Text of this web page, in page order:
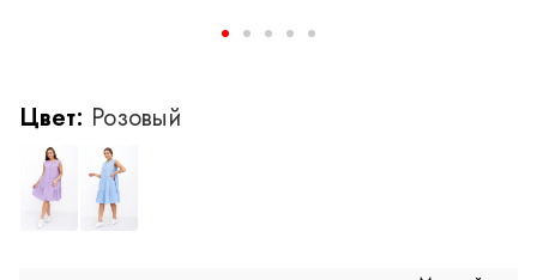
Цвет: Розовый